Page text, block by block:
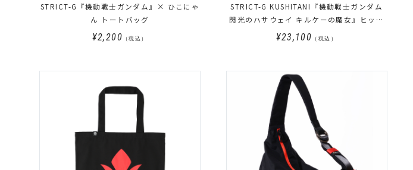
STRICT-G『機動戦士ガンダム』× ひこにゃ
ん トートバッグ
¥2,200 （税込）
STRICT-G KUSHITANI『機動戦士ガンダム
閃光のハサウェイ キルケーの魔女』ヒップ
バッグ
¥23,100 （税込）